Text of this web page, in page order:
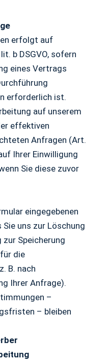
erfolgt auf
b DSGVO, sofern
eines Vertrags
erforderlich ist.
auf unserem
effektiven
Anfragen (Art.
Ihrer Einwilligung
Sie diese zuvor
eingegebenen
Sie uns zur Löschung
Speicherung
die
B. nach
Ihrer Anfrage).
–
– bleiben